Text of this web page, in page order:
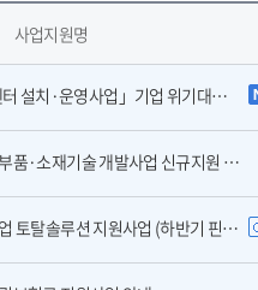
사업지원명
」기업 위기대응 원스톱 에이전트 참여기업 모집공고
기술 개발사업 신규지원 대상과제 공고(2차)
솔루션 지원사업 (하반기 핀포인트 지원)